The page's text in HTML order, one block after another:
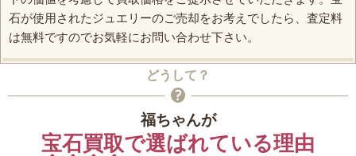
石が使用されたジュエリーのご売却をお考えでしたら、査定料
は無料ですのでお気軽にお問い合わせ下さい。
どうして？
福ちゃんが
宝石買取で選ばれている理由